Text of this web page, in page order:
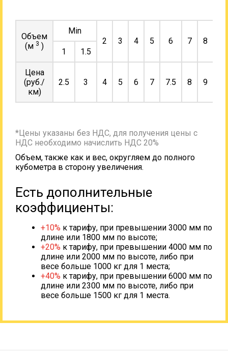
Объем
(м 3 )
Min
2
3 4 5 6 7 8
1
1.5
Цена
(руб./
км)
2.5 3 4 5 6 7 7.5 8 9
*Цены указаны без НДС, для получения цены с
НДС необходимо начислить НДС 20%
Объем, также как и вес, округляем до полного
кубометра в сторону увеличения.
Есть дополнительные
коэффициенты:
+10% к тарифу, при превышении 3000 мм по
длине или 1800 мм по высоте;
+20% к тарифу, при превышении 4000 мм по
длине или 2000 мм по высоте, либо при
весе больше 1000 кг для 1 места;
+40% к тарифу, при превышении 6000 мм по
длине или 2300 мм по высоте, либо при
весе больше 1500 кг для 1 места.